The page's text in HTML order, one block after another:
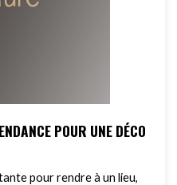
POUR UNE DÉCO
pour rendre à un lieu,